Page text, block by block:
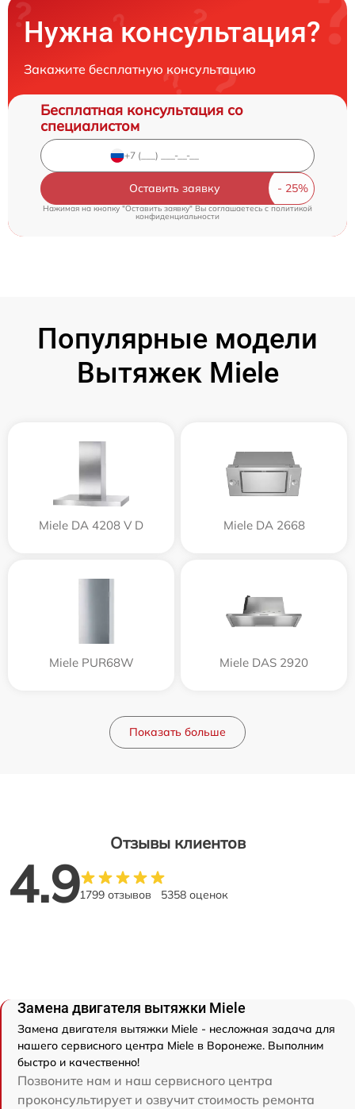
Нужна консультация?
Закажите бесплатную консультацию
Бесплатная консультация со
специалистом
Оставить заявку
Нажимая на кнопку "Оставить заявку" Вы соглашаетесь cполитикой
конфиденциальности
Популярные модели
Вытяжек Miele
Miele DA 4208 V D Miele DA 2668
Miele PUR68W Miele DAS 2920
Показать больше
Отзывы клиентов
4.91799 отзывов 5358 оценок
Замена двигателя вытяжки Miele
Замена двигателя вытяжки Miele - несложная задача для
нашего сервисного центра Miele в Воронеже. Выполним
быстро и качественно!
Позвоните нам и наш сервисного центра
проконсультирует и озвучит стоимость ремонта